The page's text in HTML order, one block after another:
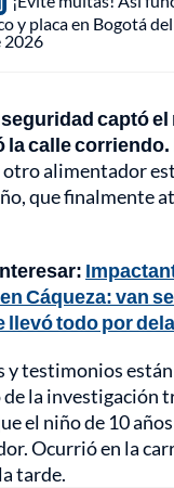
y placa en Bogotá
2026
captó
la calle corriendo.
alimentador
que finalmente
Cáqueza: van
llevó todo por
y testimonios
de la investigación
el niño de 10
Ocurrió en la
tarde.